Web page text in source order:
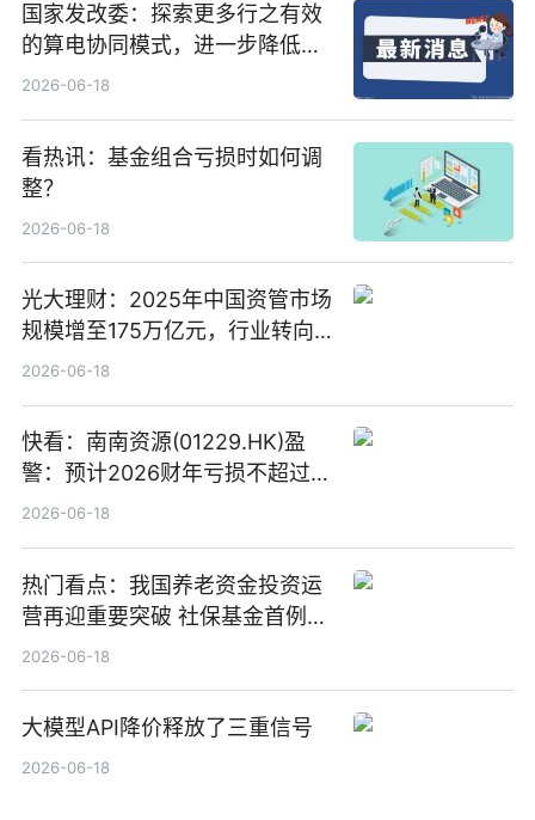
国家发改委：探索更多行之有效
的算电协同模式，进一步降低网
络传输时延_最资讯
2026-06-18
看热讯：基金组合亏损时如何调
整？
2026-06-18
光大理财：2025年中国资管市场
规模增至175万亿元，行业转向
“量质并重”
2026-06-18
快看：南南资源(01229.HK)盈
警：预计2026财年亏损不超过
1000万港元
2026-06-18
热门看点：我国养老资金投资运
营再迎重要突破 社保基金首例期
货账户完成开立
2026-06-18
大模型API降价释放了三重信号
2026-06-18